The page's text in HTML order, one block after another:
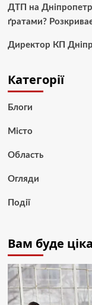
ДТП на
ґратами?
Директор КП
Категорії
Блоги
Місто
Область
Огляди
Події
Вам буде